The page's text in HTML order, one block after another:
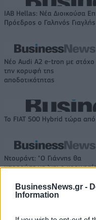
BusinessNews.gr -
Information
IAB Hellas: Νέα Διοικούσα
Πρόεδρος ο Γαληνός Γιαγλής
Νέο Audi A2 e-tron με στόχο
την κορυφή της
αποδοτικότητας
Το FIAT 500 Hybrid τώρα
Ντουράντ: "Ο Γιάννης θα
μπορούσε να 'ναι ο